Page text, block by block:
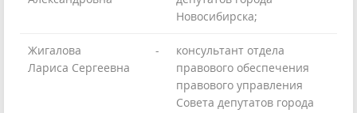
Новосибирска;
Жигалова
Лариса Сергеевна
-
консультант отдела
правового обеспечения
правового управления
Совета депутатов города